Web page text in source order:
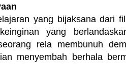
yang bijaksana dari
yang
rela membunuh
menyembah berhala